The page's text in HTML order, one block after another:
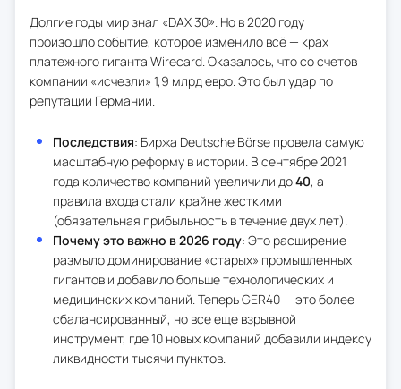
Долгие годы мир знал «DAX 30». Но в 2020 году
произошло событие, которое изменило всё — крах
платежного гиганта Wirecard. Оказалось, что со счетов
компании «исчезли» 1,9 млрд евро. Это был удар по
репутации Германии.
Последствия: Биржа Deutsche Börse провела самую
масштабную реформу в истории. В сентябре 2021
года количество компаний увеличили до40, а
правила входа стали крайне жесткими
(обязательная прибыльность в течение двух лет).
Почему это важно в 2026 году: Это расширение
размыло доминирование «старых» промышленных
гигантов и добавило больше технологических и
медицинских компаний. Теперь GER40 — это более
сбалансированный, но все еще взрывной
инструмент, где 10 новых компаний добавили индексу
ликвидности тысячи пунктов.